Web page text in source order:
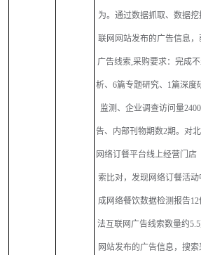
为。通过数据抓取、数据
联网网站发布的广告信息
广告线索,采购要求：完成
析、6篇专题研究、 1篇深度
监测、企业调查访问量2400
告、内部刊物期数2期。对
网络订餐平台线上经营门店
索比对，发现网络订餐活
成网络餐饮数据检测报告12
法互联网广告线索数量约5.5
网站发布的广告信息，搜